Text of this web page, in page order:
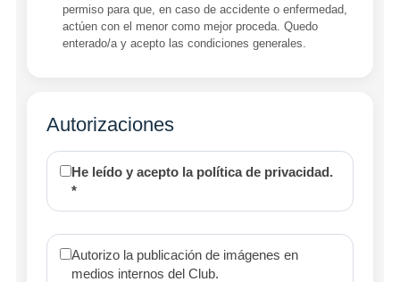
permiso para que, en caso de accidente o enfermedad,
actúen con el menor como mejor proceda. Quedo
enterado/a y acepto las condiciones generales.
Autorizaciones
He leído y acepto la política de privacidad.
*
Autorizo la publicación de imágenes en
medios internos del Club.